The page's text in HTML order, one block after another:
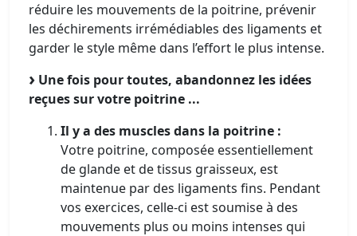
réduire les mouvements de la poitrine, prévenir
les déchirements irrémédiables des ligaments et
garder le style même dans l’effort le plus intense.
Une fois pour toutes, abandonnez les idées
reçues sur votre poitrine ...
Il y a des muscles dans la poitrine :
Votre poitrine, composée essentiellement
de glande et de tissus graisseux, est
maintenue par des ligaments fins. Pendant
vos exercices, celle-ci est soumise à des
mouvements plus ou moins intenses qui